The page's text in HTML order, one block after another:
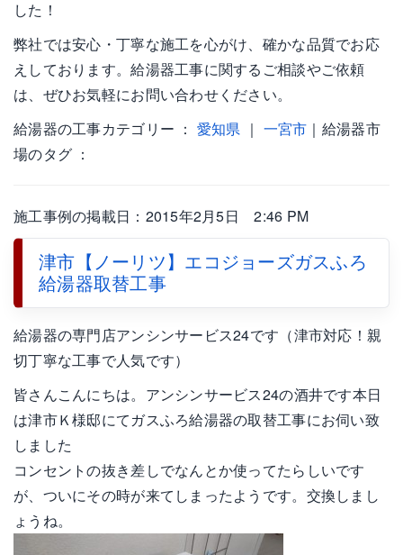
した！
弊社では安心・丁寧な施工を心がけ、確かな品質でお応
えしております。給湯器工事に関するご相談やご依頼
は、ぜひお気軽にお問い合わせください。
給湯器の工事カテゴリー ： 愛知県 ｜ 一宮市 ｜給湯器市
場のタグ ：
施工事例の掲載日：2015年2月5日 2:46 PM
津市【ノーリツ】エコジョーズガスふろ
給湯器取替工事
給湯器の専門店アンシンサービス24です（津市対応！親
切丁寧な工事で人気です）
皆さんこんにちは。アンシンサービス24の酒井です本日
は津市Ｋ様邸にてガスふろ給湯器の取替工事にお伺い致
しました
コンセントの抜き差しでなんとか使ってたらしいです
が、ついにその時が来てしまったようです。交換しまし
ょうね。